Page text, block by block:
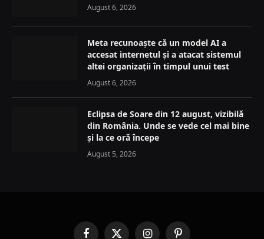
August 6, 2026
Meta recunoaște că un model AI a
accesat internetul și a atacat sistemul
altei organizații în timpul unui test
August 6, 2026
Eclipsa de Soare din 12 august, vizibilă
din România. Unde se vede cel mai bine
și la ce oră începe
August 5, 2026